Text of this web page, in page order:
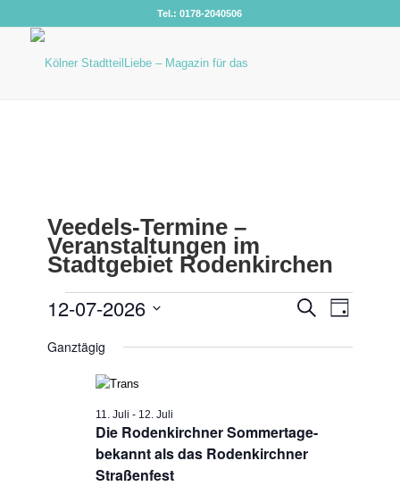
Tel.: 0178-2040506
VERANSTALTUNGEN
FÜR
JULI
2026
UND
Suche
Tag
12-07-2026
wählen.
Ganztägig
Die Rodenkirchner Sommertage-
bekannt als das Rodenkirchner
Straßenfest
11. Juli - 12. Juli